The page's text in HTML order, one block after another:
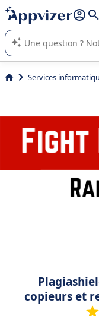
répondre (plusieurs
L'IA de Appvizer vous
logiciel SaaS en
Services
copieurs et